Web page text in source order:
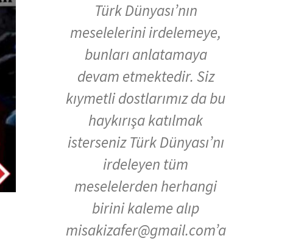
Türk Dünyası’nın
meselelerini irdelemeye,
bunları anlatamaya
devam etmektedir. Siz
kıymetli dostlarımız da bu
haykırışa katılmak
isterseniz Türk Dünyası’nı
irdeleyen tüm
meselelerden herhangi
birini kaleme alıp
misakizafer@gmail.com’a